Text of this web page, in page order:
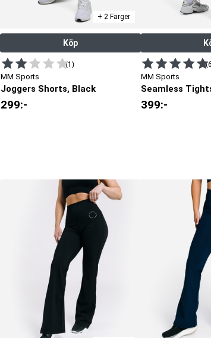
+ 2 Färger
Köp
(1)
MM Sports
Joggers Shorts, Black
299:-
MM Sports
Seamless
399:-